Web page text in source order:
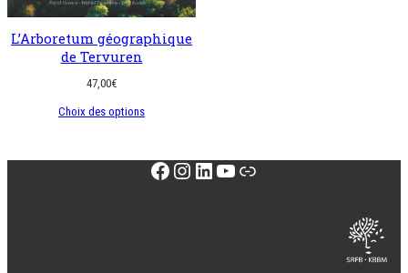
L’Arboretum géographique
de Tervuren
47,00€
Choix des options
Facebook
Instagram
LinkedIn
YouTube
Lien